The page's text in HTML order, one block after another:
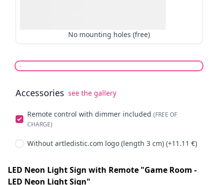
No mounting holes (free)
Accessories see the gallery
Remote control with dimmer included (FREE OF
CHARGE)
Without artledistic.com logo (length 3 cm) (+11.11 €)
LED Neon Light Sign with Remote "Game Room -
LED Neon Light Sign"